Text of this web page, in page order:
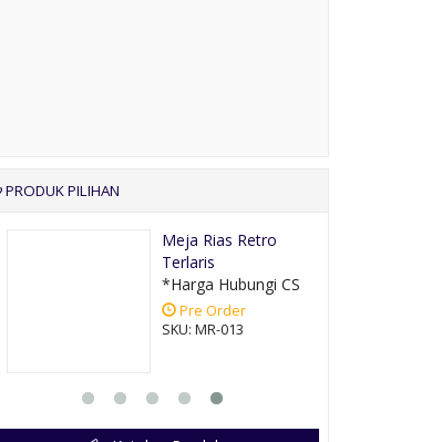
PRODUK PILIHAN
Meja Rias Retro
Terlaris
*Harga Hubungi CS
Pre Order
SKU: MR-013